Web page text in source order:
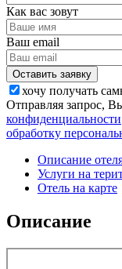
Как вас зовут
Ваш email
хочу получать
Отправляя запрос,
конфиденциальности
обработку
Описание
Услуги на
Отель на карте
Описание